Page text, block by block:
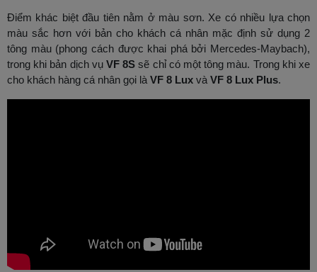
Điểm khác biệt đầu tiên nằm ở màu sơn. Xe có nhiều lựa chọn
màu sắc hơn với bản cho khách cá nhân mặc định sử dụng 2
tông màu (phong cách được khai phá bởi Mercedes-Maybach),
trong khi bản dịch vụ VF 8S sẽ chỉ có một tông màu. Trong khi xe
cho khách hàng cá nhân gọi là VF 8 Lux và VF 8 Lux Plus.